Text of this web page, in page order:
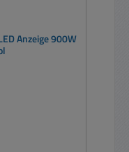
Anzeige 900W